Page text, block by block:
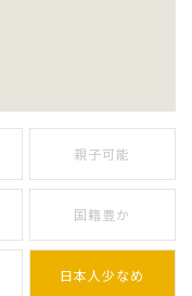
親子可能
国籍豊か
日本人少なめ